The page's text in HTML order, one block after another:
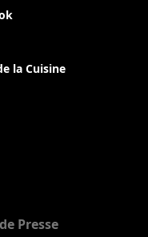
la Cuisine
Presse